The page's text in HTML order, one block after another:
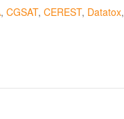
, CGSAT, CEREST, Datatox,